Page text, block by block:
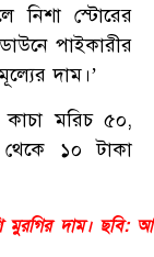
নিশা স্টোরের
পাইকারীর
দাম।’
মরিচ ৫০,
১০ টাকা
মুরগির দাম। ছবি: